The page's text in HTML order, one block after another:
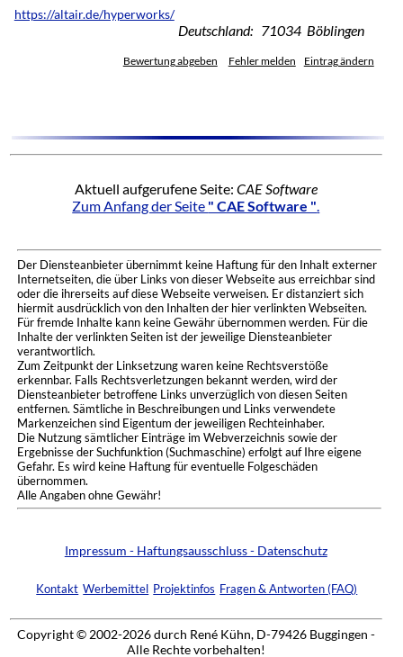
https://altair.de/hyperworks/
Deutschland: 71034 Böblingen
Bewertung abgeben Fehler melden Eintrag ändern
Aktuell aufgerufene Seite: CAE Software
Zum Anfang der Seite " CAE Software ".
Der Diensteanbieter übernimmt keine Haftung für den Inhalt externer
Internetseiten, die über Links von dieser Webseite aus erreichbar sind
oder die ihrerseits auf diese Webseite verweisen. Er distanziert sich
hiermit ausdrücklich von den Inhalten der hier verlinkten Webseiten.
Für fremde Inhalte kann keine Gewähr übernommen werden. Für die
Inhalte der verlinkten Seiten ist der jeweilige Diensteanbieter
verantwortlich.
Zum Zeitpunkt der Linksetzung waren keine Rechtsverstöße
erkennbar. Falls Rechtsverletzungen bekannt werden, wird der
Diensteanbieter betroffene Links unverzüglich von diesen Seiten
entfernen. Sämtliche in Beschreibungen und Links verwendete
Markenzeichen sind Eigentum der jeweiligen Rechteinhaber.
Die Nutzung sämtlicher Einträge im Webverzeichnis sowie der
Ergebnisse der Suchfunktion (Suchmaschine) erfolgt auf Ihre eigene
Gefahr. Es wird keine Haftung für eventuelle Folgeschäden
übernommen.
Alle Angaben ohne Gewähr!
Impressum - Haftungsausschluss - Datenschutz
Kontakt Werbemittel Projektinfos Fragen & Antworten (FAQ)
Copyright © 2002-2026 durch René Kühn, D-79426 Buggingen -
Alle Rechte vorbehalten!